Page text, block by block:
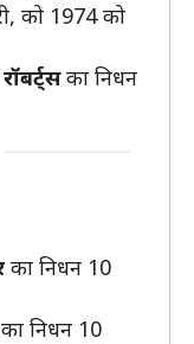
को 1974 को
का निधन
का निधन 10
का निधन 10